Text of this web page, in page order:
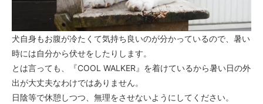
犬自身もお腹が冷たくて気持ち良いのが分かっているので、暑い
時には自分から伏せをしたりします。
とは言っても、『COOL WALKER』を着けているから暑い日の外
出が大丈夫なわけではありません。
日陰等で休憩しつつ、無理をさせないようにしてください。